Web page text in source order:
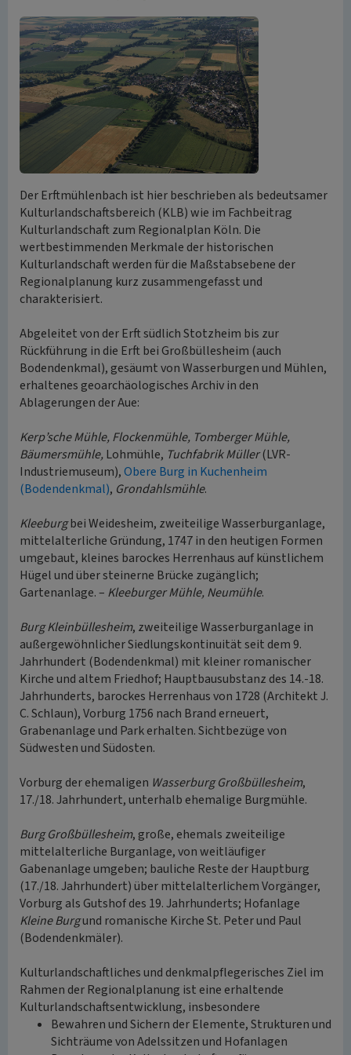
Der Erftmühlenbach ist hier beschrieben als bedeutsamer
Kulturlandschaftsbereich (KLB) wie im Fachbeitrag
Kulturlandschaft zum Regionalplan Köln. Die
wertbestimmenden Merkmale der historischen
Kulturlandschaft werden für die Maßstabsebene der
Regionalplanung kurz zusammengefasst und
charakterisiert.
Abgeleitet von der Erft südlich Stotzheim bis zur
Rückführung in die Erft bei Großbüllesheim (auch
Bodendenkmal), gesäumt von Wasserburgen und Mühlen,
erhaltenes geoarchäologisches Archiv in den
Ablagerungen der Aue:
Kerp’sche Mühle, Flockenmühle, Tomberger Mühle,
Bäumersmühle,Lohmühle, Tuchfabrik Müller(LVR-
Industriemuseum),Obere Burg in Kuchenheim
(Bodendenkmal), Grondahlsmühle.
Kleeburgbei Weidesheim, zweiteilige Wasserburganlage,
mittelalterliche Gründung, 1747 in den heutigen Formen
umgebaut, kleines barockes Herrenhaus auf künstlichem
Hügel und über steinerne Brücke zugänglich;
Gartenanlage. – Kleeburger Mühle, Neumühle.
Burg Kleinbüllesheim, zweiteilige Wasserburganlage in
außergewöhnlicher Siedlungskontinuität seit dem 9.
Jahrhundert (Bodendenkmal) mit kleiner romanischer
Kirche und altem Friedhof; Hauptbausubstanz des 14.-18.
Jahrhunderts, barockes Herrenhaus von 1728 (Architekt J.
C. Schlaun), Vorburg 1756 nach Brand erneuert,
Grabenanlage und Park erhalten. Sichtbezüge von
Südwesten und Südosten.
Vorburg der ehemaligen Wasserburg Großbüllesheim,
17./18. Jahrhundert, unterhalb ehemalige Burgmühle.
Burg Großbüllesheim, große, ehemals zweiteilige
mittelalterliche Burganlage, von weitläufiger
Gabenanlage umgeben; bauliche Reste der Hauptburg
(17./18. Jahrhundert) über mittelalterlichem Vorgänger,
Vorburg als Gutshof des 19. Jahrhunderts; Hofanlage
Kleine Burgund romanische Kirche St. Peter und Paul
(Bodendenkmäler).
Kulturlandschaftliches und denkmalpflegerisches Ziel im
Rahmen der Regionalplanung ist eine erhaltende
Kulturlandschaftsentwicklung, insbesondere
Bewahren und Sichern der Elemente, Strukturen und
Sichträume von Adelssitzen und Hofanlagen